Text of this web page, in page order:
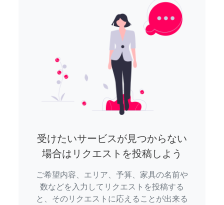
受けたいサービスが見つからない
場合はリクエストを投稿しよう
ご希望内容、エリア、予算、家具の名前や
数などを入力してリクエストを投稿する
と、そのリクエストに応えることが出来る